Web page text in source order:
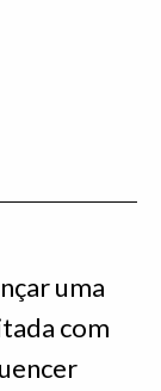
uma
com